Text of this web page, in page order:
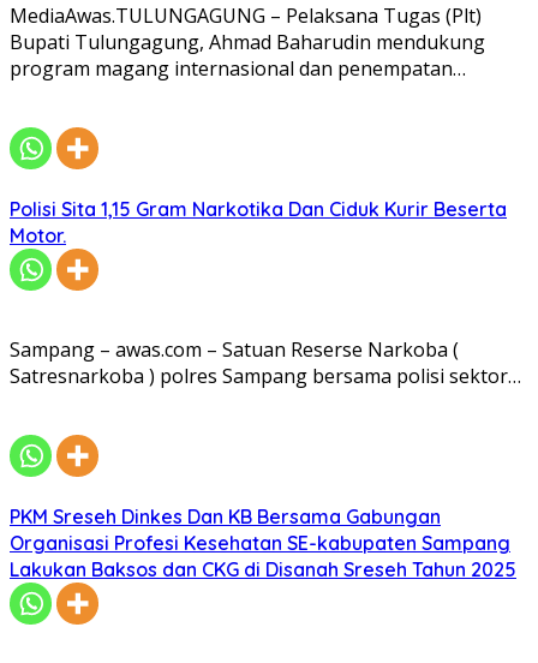
MediaAwas.TULUNGAGUNG – Pelaksana Tugas (Plt)
Bupati Tulungagung, Ahmad Baharudin mendukung
program magang internasional dan penempatan…
Polisi Sita 1,15 Gram Narkotika Dan Ciduk Kurir Beserta
Motor.
Sampang – awas.com – Satuan Reserse Narkoba (
Satresnarkoba ) polres Sampang bersama polisi sektor…
PKM Sreseh Dinkes Dan KB Bersama Gabungan
Organisasi Profesi Kesehatan SE-kabupaten Sampang
Lakukan Baksos dan CKG di Disanah Sreseh Tahun 2025